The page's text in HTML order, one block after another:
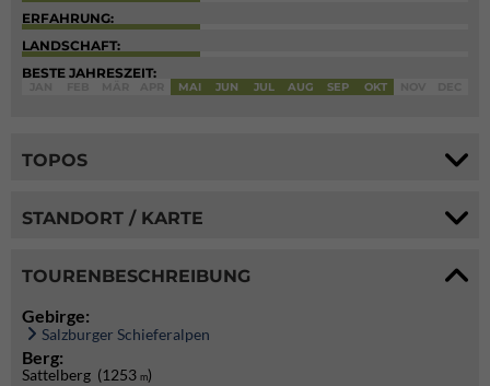
ERFAHRUNG:
LANDSCHAFT:
BESTE JAHRESZEIT:
MAI JUN JUL AUG SEP OKT
TOPOS
STANDORT / KARTE
TOURENBESCHREIBUNG
Gebirge:
Salzburger Schieferalpen
Berg:
Sattelberg (1253 m)